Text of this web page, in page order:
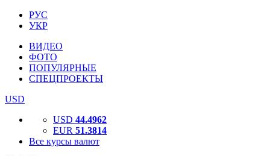
РУС
УКР
ВИДЕО
ФОТО
ПОПУЛЯРНЫЕ
СПЕЦПРОЕКТЫ
USD
USD 44.4962
EUR 51.3814
Все курсы валют